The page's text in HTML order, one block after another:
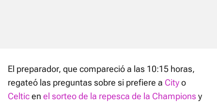
El preparador, que compareció a las 10:15 horas,
regateó las preguntas sobre si prefiere a Cityo
Celticen el sorteo de la repesca de la Championsy